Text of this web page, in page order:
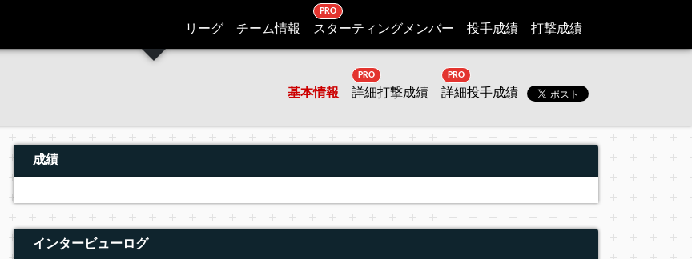
リーグ チーム情報
PRO
スターティングメンバー 投手成績 打撃成績
基本情報
PRO
詳細打撃成績
PRO
詳細投手成績
成績
インタービューログ